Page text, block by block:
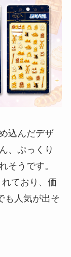
込んだデザ
、ぷっくり
そうです。
ており、価
も人気が出そ